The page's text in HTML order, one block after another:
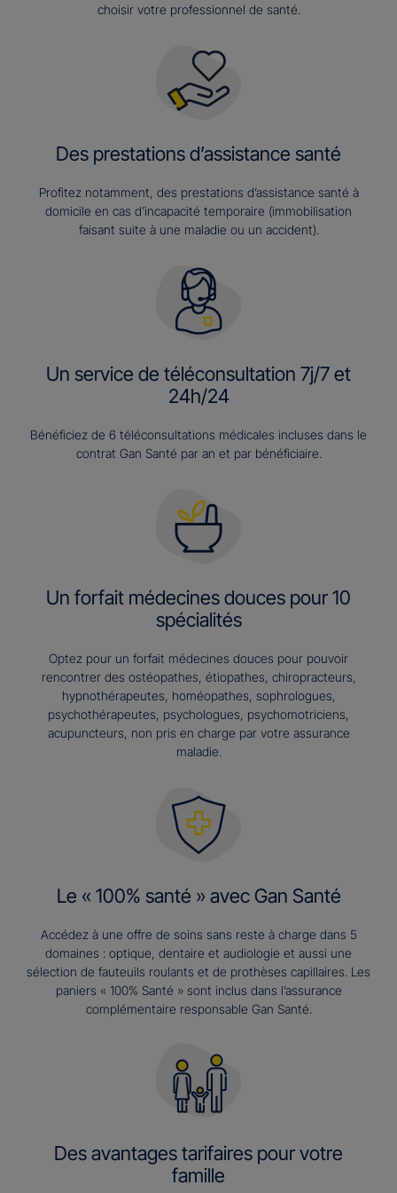
choisir votre professionnel de santé.
Des prestations d’assistance santé
Profitez notamment, des prestations d’assistance santé à
domicile en cas d’incapacité temporaire (immobilisation
faisant suite à une maladie ou un accident).
Un service de téléconsultation 7j/7 et
24h/24
Bénéficiez de 6 téléconsultations médicales incluses dans le
contrat Gan Santé par an et par bénéficiaire.
Un forfait médecines douces pour 10
spécialités
Optez pour un forfait médecines douces pour pouvoir
rencontrer des ostéopathes, étiopathes, chiropracteurs,
hypnothérapeutes, homéopathes, sophrologues,
psychothérapeutes, psychologues, psychomotriciens,
acupuncteurs, non pris en charge par votre assurance
maladie.
Le « 100% santé » avec Gan Santé
Accédez à une offre de soins sans reste à charge dans 5
domaines : optique, dentaire et audiologie et aussi une
sélection de fauteuils roulants et de prothèses capillaires. Les
paniers « 100% Santé » sont inclus dans l’assurance
complémentaire responsable Gan Santé.
Des avantages tarifaires pour votre
famille